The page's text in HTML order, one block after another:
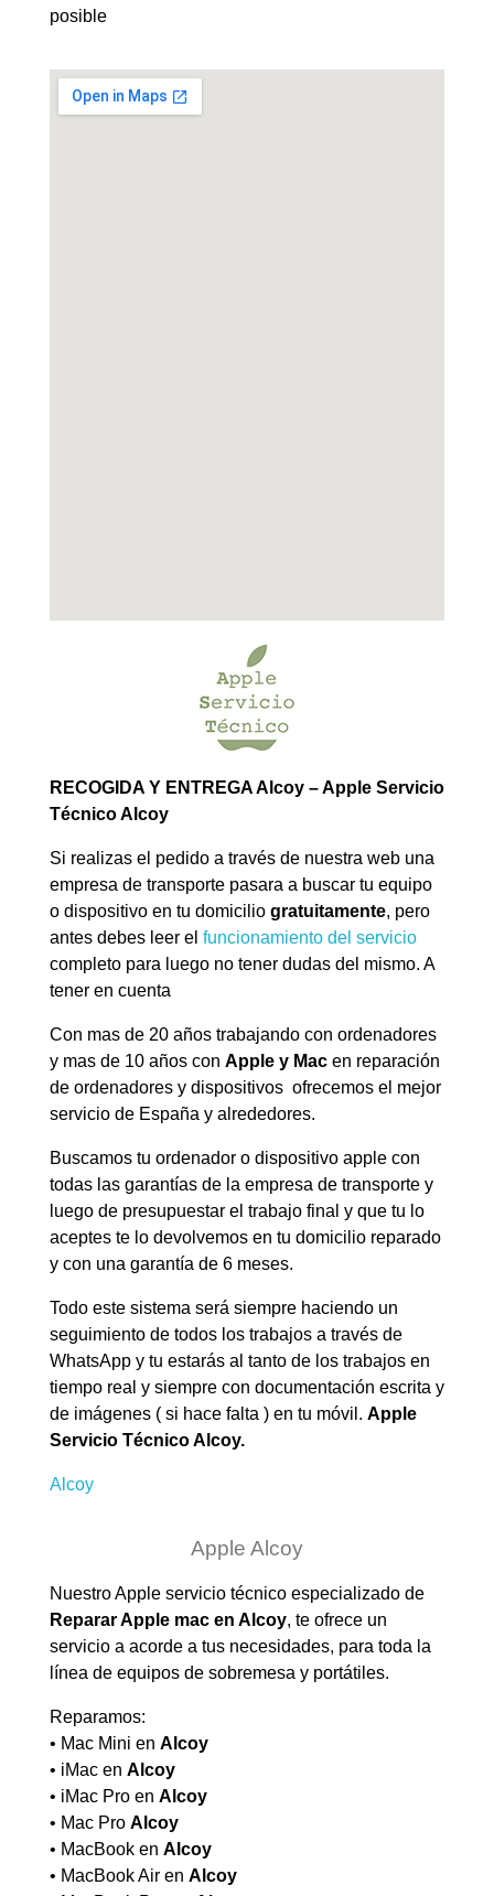
posible
RECOGIDA Y ENTREGA Alcoy – Apple Servicio
Técnico Alcoy
Si realizas el pedido a través de nuestra web una
empresa de transporte pasara a buscar tu equipo
o dispositivo en tu domicilio gratuitamente, pero
antes debes leer el funcionamiento del servicio
completo para luego no tener dudas del mismo. A
tener en cuenta
Con mas de 20 años trabajando con ordenadores
y mas de 10 años con Apple y Mac en reparación
de ordenadores y dispositivos ofrecemos el mejor
servicio de España y alrededores.
Buscamos tu ordenador o dispositivo apple con
todas las garantías de la empresa de transporte y
luego de presupuestar el trabajo final y que tu lo
aceptes te lo devolvemos en tu domicilio reparado
y con una garantía de 6 meses.
Todo este sistema será siempre haciendo un
seguimiento de todos los trabajos a través de
WhatsApp y tu estarás al tanto de los trabajos en
tiempo real y siempre con documentación escrita y
de imágenes ( si hace falta ) en tu móvil. Apple
Servicio Técnico Alcoy.
Alcoy
Apple Alcoy
Nuestro Apple servicio técnico especializado de
Reparar Apple mac en Alcoy, te ofrece un
servicio a acorde a tus necesidades, para toda la
línea de equipos de sobremesa y portátiles.
Reparamos:
• Mac Mini en Alcoy
• iMac en Alcoy
• iMac Pro en Alcoy
• Mac Pro Alcoy
• MacBook en Alcoy
• MacBook Air en Alcoy